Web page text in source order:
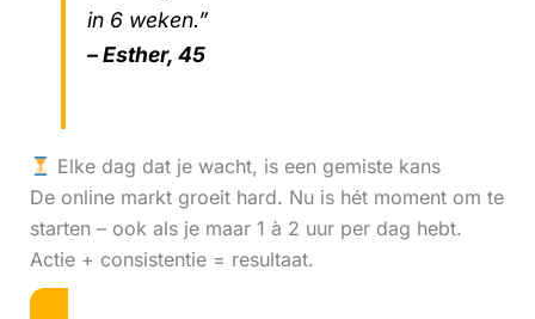
in 6 weken.”
– Esther, 45
Elke dag dat je wacht, is een gemiste kans
De online markt groeit hard. Nu is hét moment om te
starten – ook als je maar 1 à 2 uur per dag hebt.
Actie + consistentie = resultaat.